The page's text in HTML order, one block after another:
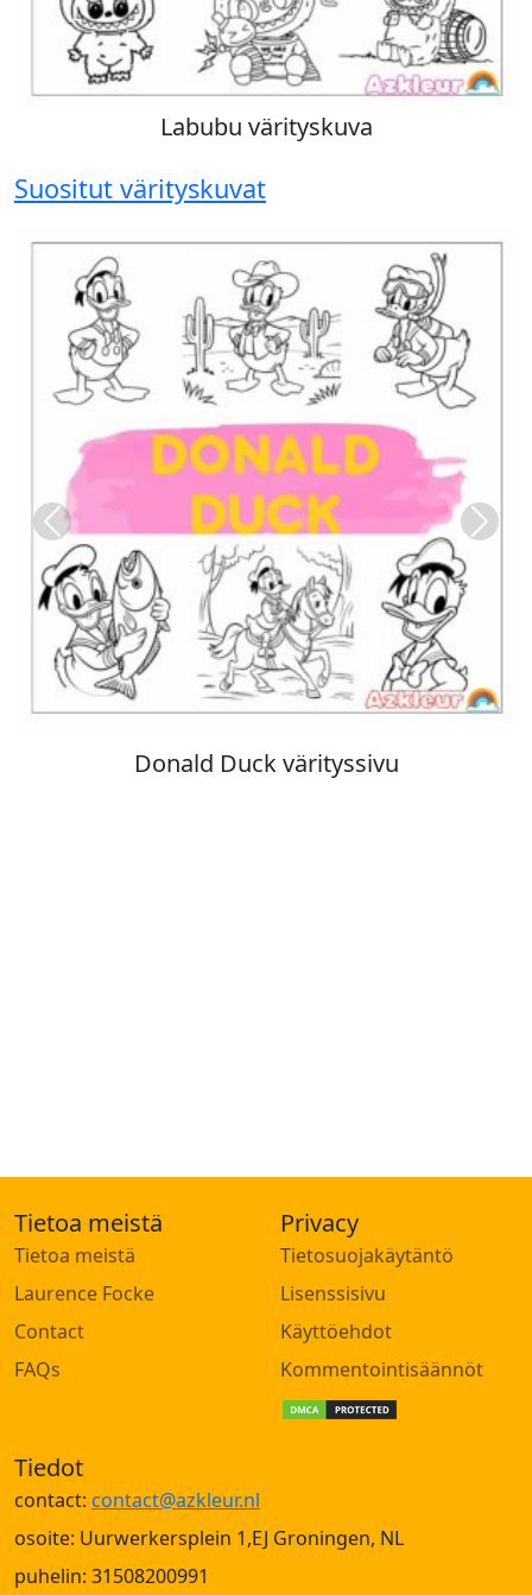
Labubu värityskuva
Suositut värityskuvat
Donald Duck värityssivu
Previous Next
Tietoa meistä
Tietoa meistä
Laurence Focke
Contact
FAQs
Privacy
Tietosuojakäytäntö
Lisenssisivu
Käyttöehdot
Kommentointisäännöt
Tiedot
contact: contact@azkleur.nl
osoite: Uurwerkersplein 1,EJ Groningen, NL
puhelin: 31508200991